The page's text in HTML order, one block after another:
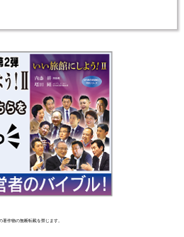
作物の無断転載を禁じます。